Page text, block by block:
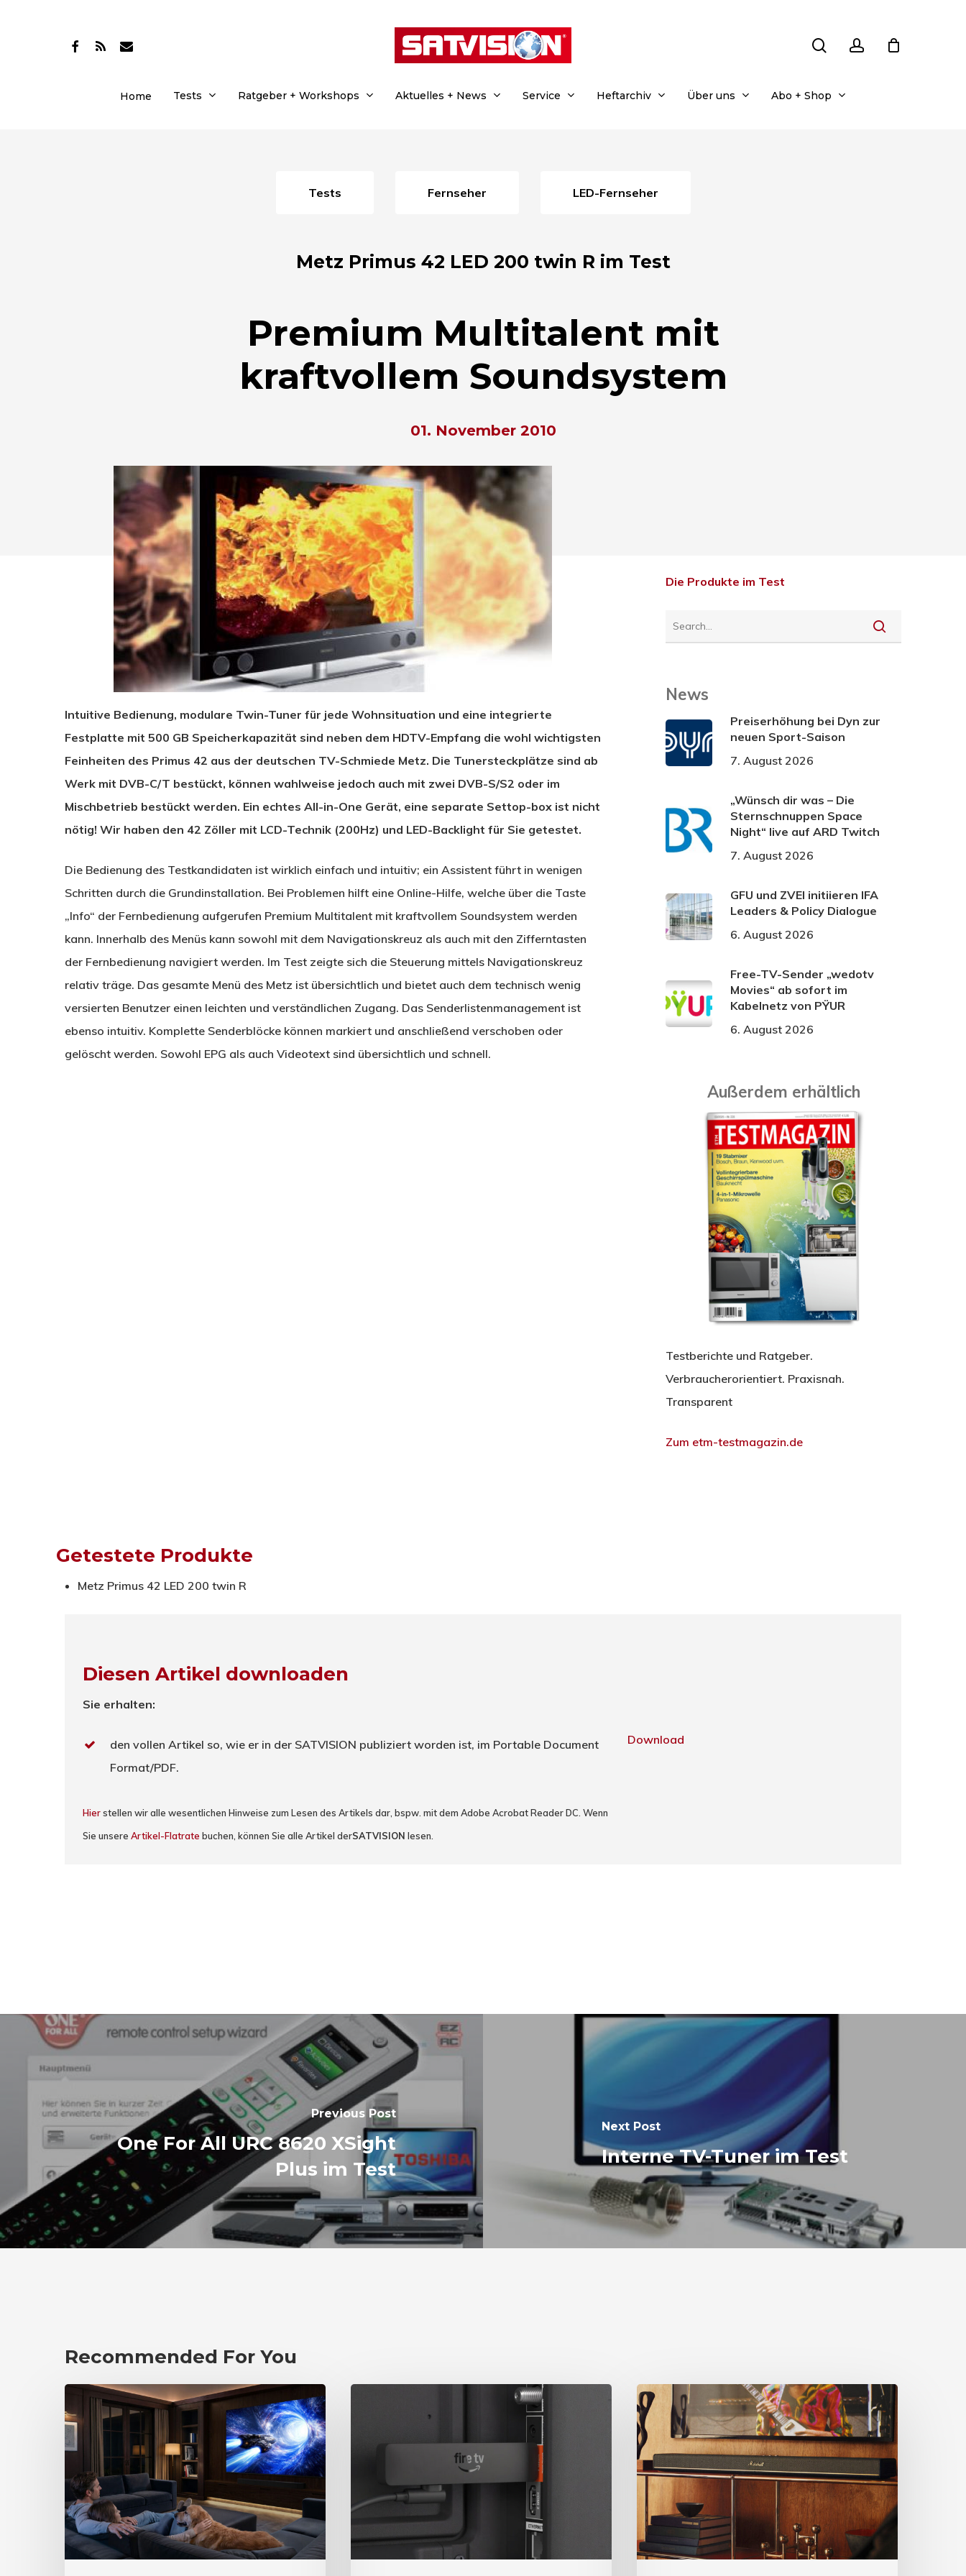
Drücken Sie Enter zum Suchen oder ESC zum Schließen.
facebook
RSS email
Home Tests Ratgeber + Workshops Aktuelles + News Service Heftarchiv Über uns Abo + Shop
Tests Fernseher LED-Fernseher
Metz Primus 42 LED 200 twin R im Test
Premium Multitalent mit
kraftvollem Soundsystem
01. November 2010
Intuitive Bedienung, modulare Twin-Tuner für jede Wohnsituation und eine integrierte
Festplatte mit 500 GB Speicherkapazität sind neben dem HDTV-Empfang die wohl wichtigsten
Feinheiten des Primus 42 aus der deutschen TV-Schmiede Metz. Die Tunersteckplätze sind ab
Werk mit DVB-C/T bestückt, können wahlweise jedoch auch mit zwei DVB-S/S2 oder im
Mischbetrieb bestückt werden. Ein echtes All-in-One Gerät, eine separate Settop-box ist nicht
nötig! Wir haben den 42 Zöller mit LCD-Technik (200Hz) und LED-Backlight für Sie getestet.
Die Bedienung des Testkandidaten ist wirklich einfach und intuitiv; ein Assistent führt in wenigen
Schritten durch die Grundinstallation. Bei Problemen hilft eine Online-Hilfe, welche über die Taste
„Info“ der Fernbedienung aufgerufen Premium Multitalent mit kraftvollem Soundsystem werden
kann. Innerhalb des Menüs kann sowohl mit dem Navigationskreuz als auch mit den Zifferntasten
der Fernbedienung navigiert werden. Im Test zeigte sich die Steuerung mittels Navigationskreuz
relativ träge. Das gesamte Menü des Metz ist übersichtlich und bietet auch dem technisch wenig
versierten Benutzer einen leichten und verständlichen Zugang. Das Senderlistenmanagement ist
ebenso intuitiv. Komplette Senderblöcke können markiert und anschließend verschoben oder
gelöscht werden. Sowohl EPG als auch Videotext sind übersichtlich und schnell.
Die Produkte im Test
News
Preiserhöhung bei Dyn zur
neuen Sport-Saison
7. August 2026
„Wünsch dir was – Die
Sternschnuppen Space
Night“ live auf ARD Twitch
7. August 2026
GFU und ZVEI initiieren IFA
Leaders & Policy Dialogue
6. August 2026
Free-TV-Sender „wedotv
Movies“ ab sofort im
Kabelnetz von PŸUR
6. August 2026
Außerdem erhältlich
Testberichte und Ratgeber.
Verbraucherorientiert. Praxisnah.
Transparent
Zum etm-testmagazin.de
Getestete Produkte
Metz Primus 42 LED 200 twin R
Diesen Artikel downloaden
Sie erhalten:
den vollen Artikel so, wie er in der SATVISION publiziert worden ist, im Portable Document
Format/PDF.
Hierstellen wir alle wesentlichen Hinweise zum Lesen des Artikels dar, bspw. mit dem Adobe Acrobat Reader DC. Wenn
Sie unsere Artikel-Flatrate buchen, können Sie alle Artikel derSATVISION lesen.
Download
Previous Post
One For All URC 8620 XSight
Plus im Test
Next Post
Interne TV-Tuner im Test
Recommended For You